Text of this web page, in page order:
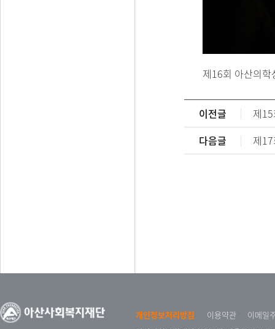
제16회 아산의학
이전글
제
다음글
제
개인정보처리방침 이용약관
이메일